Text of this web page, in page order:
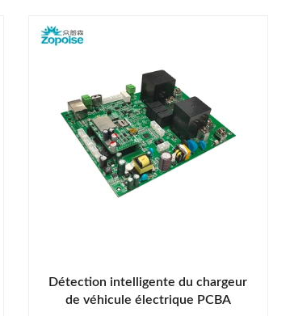
Détection intelligente du chargeur
de véhicule électrique PCBA